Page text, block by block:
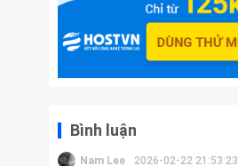
Bình luận
Nam Lee 2026-02-22 21:53:23